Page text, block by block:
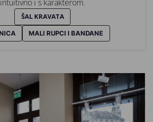
intuitivno i s karakterom.
ŠAL KRAVATA
MALI RUPCI I BANDANE